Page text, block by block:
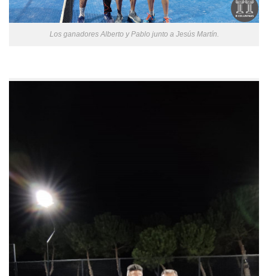
Los ganadores Alberto y Pablo junto a Jesús Martín.